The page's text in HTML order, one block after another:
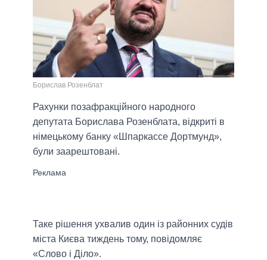
Борислав Розенблат
Рахунки позафракційного народного
депутата Борислава Розенблата, відкриті в
німецькому банку «Шпаркассе Дортмунд»,
були заарештовані.
Таке рішення ухвалив один із районних судів
міста Києва тиждень тому, повідомляє
«Слово і Діло».